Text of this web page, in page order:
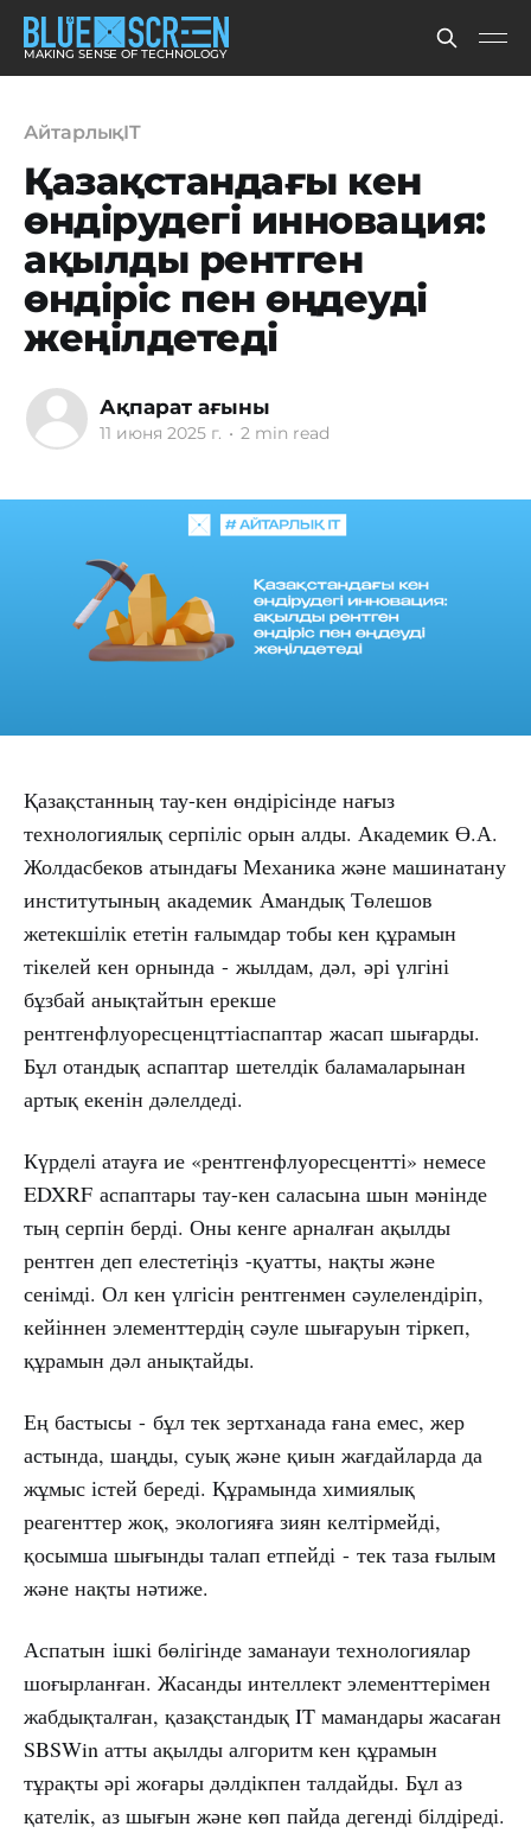
MAKING SENSE OF TECHNOLOGY
АйтарлықIT
Қазақстандағы кен
өндірудегі инновация:
ақылды рентген
өндіріс пен өңдеуді
жеңілдетеді
Ақпарат ағыны
11 июня 2025 г. • 2 min read
Қазақстанның тау-кен өндірісінде нағыз
технологиялық серпіліс орын алды. Академик Ө.А.
Жолдасбеков атындағы Механика және машинатану
институтының академик Амандық Төлешов
жетекшілік ететін ғалымдар тобы кен құрамын
тікелей кен орнында - жылдам, дәл, әрі үлгіні
бұзбай анықтайтын ерекше
рентгенфлуоресценцттіаспаптар жасап шығарды.
Бұл отандық аспаптар шетелдік баламаларынан
артық екенін дәлелдеді.
Күрделі атауға ие «рентгенфлуоресцентті» немесе
EDXRF аспаптары тау-кен саласына шын мәнінде
тың серпін берді. Оны кенге арналған ақылды
рентген деп елестетіңіз -қуатты, нақты және
сенімді. Ол кен үлгісін рентгенмен сәулелендіріп,
кейіннен элементтердің сәуле шығаруын тіркеп,
құрамын дәл анықтайды.
Ең бастысы - бұл тек зертханада ғана емес, жер
астында, шаңды, суық және қиын жағдайларда да
жұмыс істей береді. Құрамында химиялық
реагенттер жоқ, экологияға зиян келтірмейді,
қосымша шығынды талап етпейді - тек таза ғылым
және нақты нәтиже.
Аспатын ішкі бөлігінде заманауи технологиялар
шоғырланған. Жасанды интеллект элементтерімен
жабдықталған, қазақстандық IT мамандары жасаған
SBSWin атты ақылды алгоритм кен құрамын
тұрақты әрі жоғары дәлдікпен талдайды. Бұл аз
қателік, аз шығын және көп пайда дегенді білдіреді.